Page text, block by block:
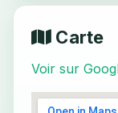
Carte
Voir sur